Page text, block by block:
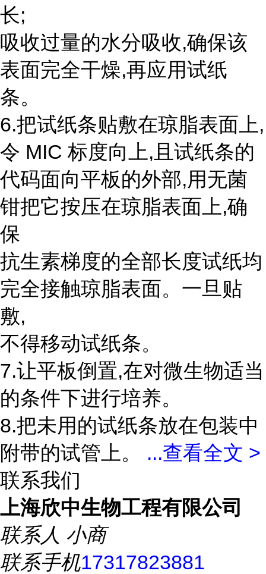
长;
吸收过量的水分吸收,确保该
表面完全干燥,再应用试纸
条。
6.把试纸条贴敷在琼脂表面上,
令 MIC 标度向上,且试纸条的
代码面向平板的外部,用无菌
钳把它按压在琼脂表面上,确
保
抗生素梯度的全部长度试纸均
完全接触琼脂表面。一旦贴
敷,
不得移动试纸条。
7.让平板倒置,在对微生物适当
的条件下进行培养。
8.把未用的试纸条放在包装中
附带的试管上。 ...查看全文 >
联系我们
上海欣中生物工程有限公司
联系人 小商
联系手机17317823881